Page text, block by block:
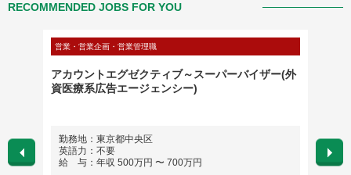
RECOMMENDED JOBS FOR YOU
営業・営業企画・営業管理職
アカウントエグゼクティブ～スーパーバイザー(外
資医療系広告エージェンシー)
勤務地：東京都中央区
英語力：不要
給 与：年収 500万円 〜 700万円
勤務
英語
給